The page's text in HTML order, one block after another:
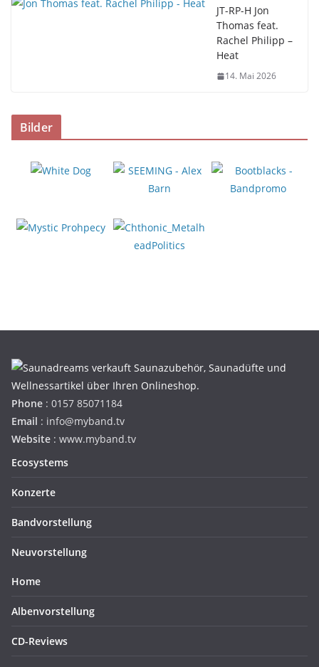
JT-RP-H Jon
Thomas feat.
Rachel Philipp –
Heat
14. Mai 2026
Bilder
Phone : 0157 85071184
Email : info@myband.tv
Website : www.myband.tv
Ecosystems
Konzerte
Bandvorstellung
Neuvorstellung
Home
Albenvorstellung
CD-Reviews